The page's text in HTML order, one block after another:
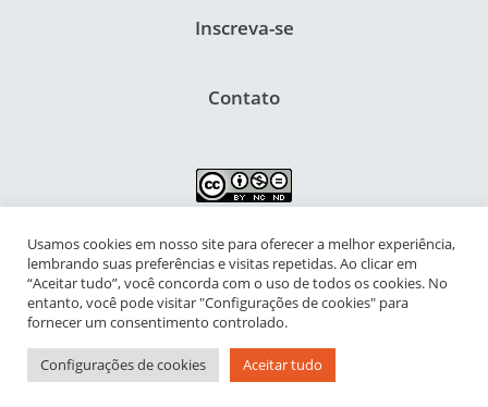
Inscreva-se
Contato
NIPIAC – Núcleo Interdisciplinar de Pesquisa para a Infância e
Adolescência Contemporâneas
Universidade Federal do Rio de Janeiro - Campus da Praia Vermelha
Av. Pasteur, 250 – Urca, Prédio da Decania do CFCH
Rio de Janeiro - RJ, Brasil | CEP 22.290-902
Usamos cookies em nosso site para oferecer a melhor experiência,
lembrando suas preferências e visitas repetidas. Ao clicar em
“Aceitar tudo”, você concorda com o uso de todos os cookies. No
entanto, você pode visitar "Configurações de cookies" para
fornecer um consentimento controlado.
Configurações de cookies Aceitar tudo